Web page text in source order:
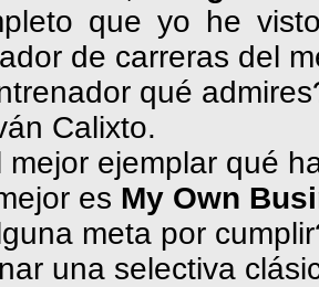
que yo he
de carreras del
qué
Calixto.
mejor ejemplar qué
es My Own
meta por
una selectiva